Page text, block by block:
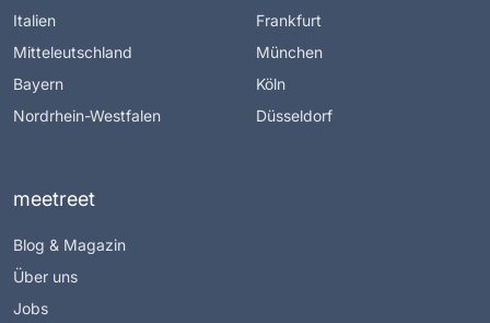
Italien
Mitteleutschland
Bayern
Nordrhein-Westfalen
Frankfurt
München
Köln
Düsseldorf
meetreet
Blog & Magazin
Über uns
Jobs